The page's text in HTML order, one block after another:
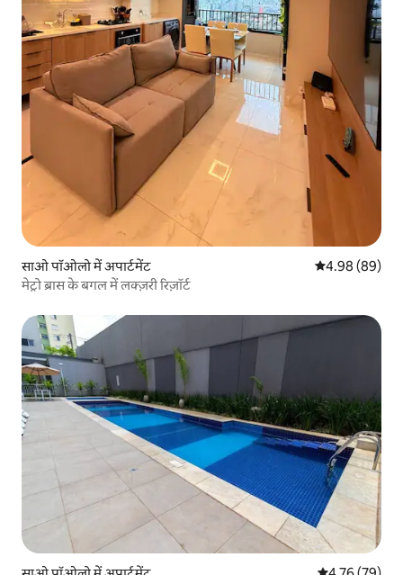
साओ पॉओलो में अपार्टमेंट औसत रेटिंग 5 में
4.98 (89)
मेट्रो ब्रास के बगल में लक्ज़री रिज़ॉर्ट